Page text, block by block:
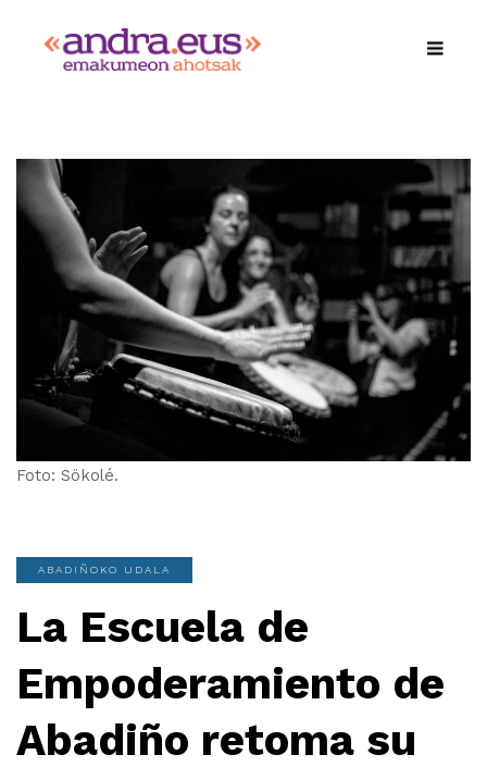
Foto: Sökolé.
ABADIÑOKO UDALA
La Escuela de
Empoderamiento de
Abadiño retoma su